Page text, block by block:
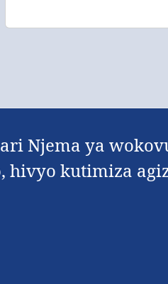
Njema ya
hivyo kutimiza